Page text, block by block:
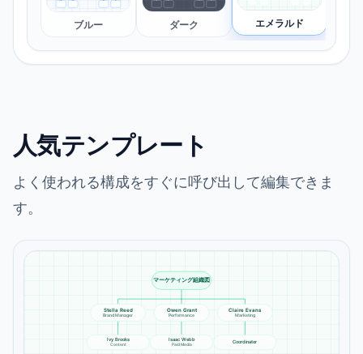
ブルー ダーク エメラルド
人気テンプレート
よく使われる構成をすぐに呼び出して編集できま
す。
マーケティング組織図
Stella Reed
Brand Manager
Owen Grant
Performance
Claire Evans
Marketing
Ivy Brooks
Content
Isaac Webb
Paid Media
Coordinator